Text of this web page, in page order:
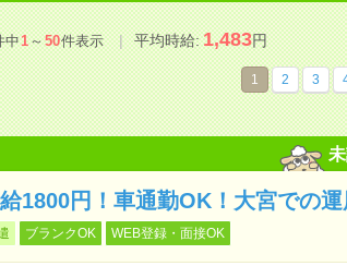
中1～50件表示 平均時給:1,483円
1 2 3
1800円！車通勤OK！大宮での
ブランクOK WEB登録・面接OK